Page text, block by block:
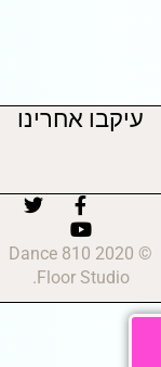
עיקבו אחרינו
© 2020 810 Dance
Floor Studio.